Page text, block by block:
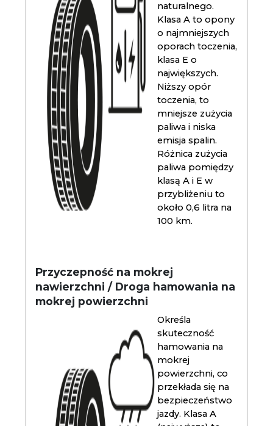
naturalnego.
Klasa A to opony
o najmniejszych
oporach toczenia,
klasa E o
największych.
Niższy opór
toczenia, to
mniejsze zużycia
paliwa i niska
emisja spalin.
Różnica zużycia
paliwa pomiędzy
klasą A i E w
przybliżeniu to
około 0,6 litra na
100 km.
Przyczepność na mokrej
nawierzchni / Droga hamowania na
mokrej powierzchni
Określa
skuteczność
hamowania na
mokrej
powierzchni, co
przekłada się na
bezpieczeństwo
jazdy. Klasa A